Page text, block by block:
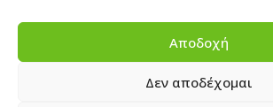
Αποδοχή
Δεν αποδέχομαι